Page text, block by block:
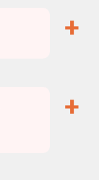
+
+